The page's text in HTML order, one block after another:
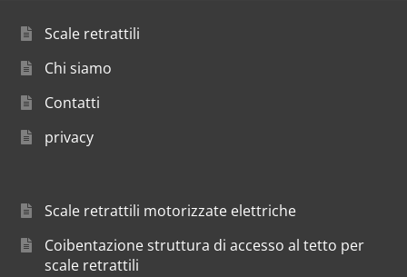
Scale retrattili
Chi siamo
Contatti
privacy
Scale retrattili motorizzate elettriche
Coibentazione struttura di accesso al tetto per
scale retrattili